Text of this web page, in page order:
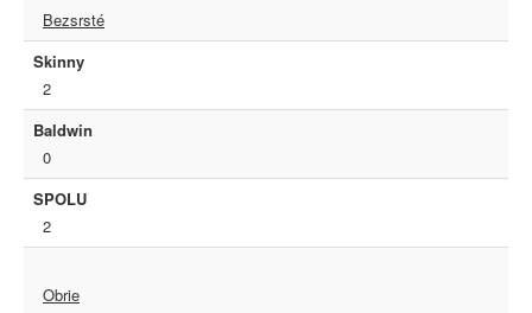
Bezsrsté
Skinny
2
Baldwin
0
SPOLU
2
Obrie